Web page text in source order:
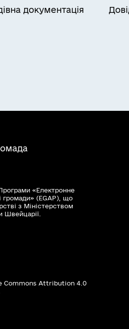
документація
«Електронне
громади» (EGAP), що
з Міністерством
Швейцарії.
Commons Attribution 4.0